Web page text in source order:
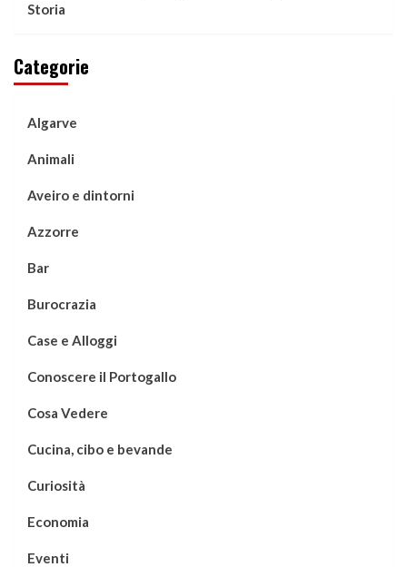
Storia
Categorie
Algarve
Animali
Aveiro e dintorni
Azzorre
Bar
Burocrazia
Case e Alloggi
Conoscere il Portogallo
Cosa Vedere
Cucina, cibo e bevande
Curiosità
Economia
Eventi